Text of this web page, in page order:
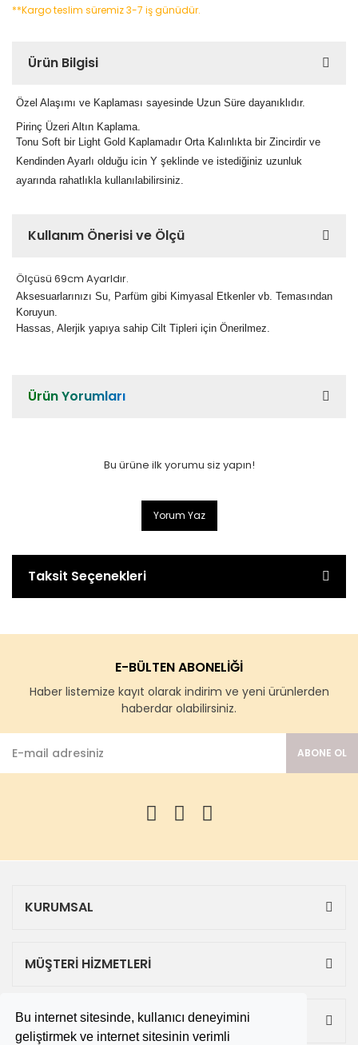
Bu internet sitesinde, kullanıcı deneyimini
geliştirmek ve internet sitesinin verimli
**Kargo teslim süremiz 3-7 iş günüdür.
Ürün Bilgisi
Özel Alaşımı ve Kaplaması sayesinde Uzun Süre dayanıklıdır.
Pirinç Üzeri Altın Kaplama.
Tonu Soft bir Light Gold Kaplamadır Orta Kalınlıkta bir Zincirdir ve
Kendinden Ayarlı olduğu icin Y şeklinde ve istediğiniz uzunluk
ayarında rahatlıkla kullanılabilirsiniz.
Kullanım Önerisi ve Ölçü
Ölçüsü 69cm Ayarldır.
Aksesuarlarınızı Su, Parfüm gibi Kimyasal Etkenler vb. Temasından
Koruyun.
Hassas, Alerjik yapıya sahip Cilt Tipleri için Önerilmez.
Ürün Yorumları
Bu ürüne ilk yorumu siz yapın!
Yorum Yaz
Taksit Seçenekleri
E-BÜLTEN ABONELİĞİ
Haber listemize kayıt olarak indirim ve yeni ürünlerden
haberdar olabilirsiniz.
ABONE OL
KURUMSAL
MÜŞTERİ HİZMETLERİ
ALIŞVERİŞ